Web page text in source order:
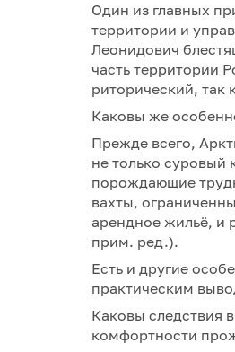
Один из главных
территории и
Леонидович
часть территории
риторический, так
Каковы же
Прежде всего,
не только суровый
порождающие
вахты,
арендное жильё, и
прим. ред.).
Есть и другие
практическим
Каковы следствия
комфортности